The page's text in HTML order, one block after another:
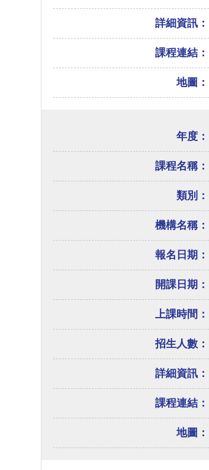
詳細資訊：
課程連結：
地圖：
年度：
課程名稱：
類別：
機構名稱：
報名日期：
開課日期：
上課時間：
招生人數：
詳細資訊：
課程連結：
地圖：